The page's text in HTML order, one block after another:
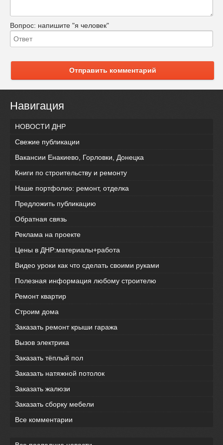
Вопрос: напишите "я человек"
Отправить комментарий
Навигация
НОВОСТИ ДНР
Свежие публикации
Вакансии Енакиево, Горловки, Донецка
Книги по строительству и ремонту
Наше портфолио: ремонт, отделка
Предложить публикацию
Обратная связь
Реклама на проекте
Цены в ДНР:материалы+работа
Видео уроки как что сделать своими руками
Полезная информация любому строителю
Ремонт квартир
Строим дома
Заказать ремонт крыши гаража
Вызов электрика
Заказать тёплый пол
Заказать натяжной потолок
Заказать жалюзи
Заказать сборку мебели
Все комментарии